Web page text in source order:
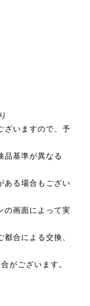
ざいますので、予
品基準が異なる
ある場合もござい
の画面によって実
合による交換、
がございます。